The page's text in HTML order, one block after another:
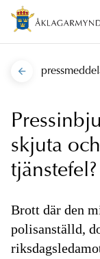
skjuta
tjänstefel?
Brott där den
polisanställd,